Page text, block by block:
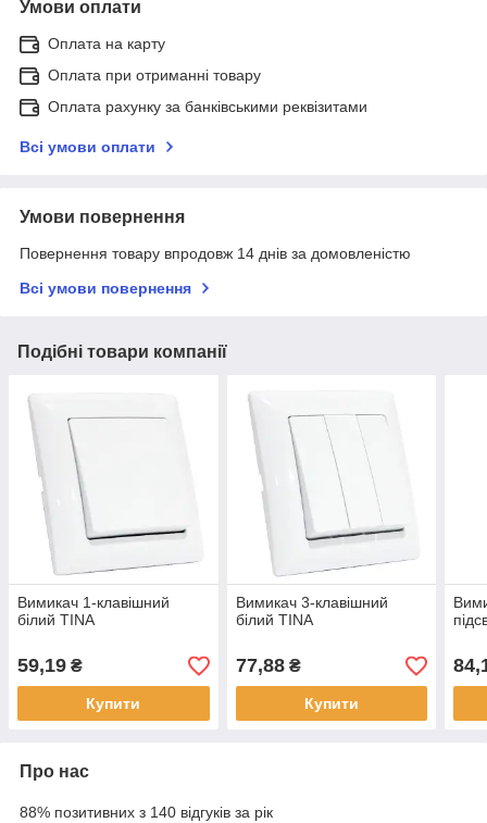
Умови оплати
Оплата на карту
Оплата при отриманні товару
Оплата рахунку за банківськими реквізитами
Всі умови оплати
Умови повернення
Повернення товару впродовж 14 днів за домовленістю
Всі умови повернення
Подібні товари компанії
Вимикач 1-клавішний
білий TINA
59,19 ₴
Купити
Вимикач 3-клавішний
білий TINA
77,88₴
Купити
Про нас
88% позитивних з 140 відгуків за рік